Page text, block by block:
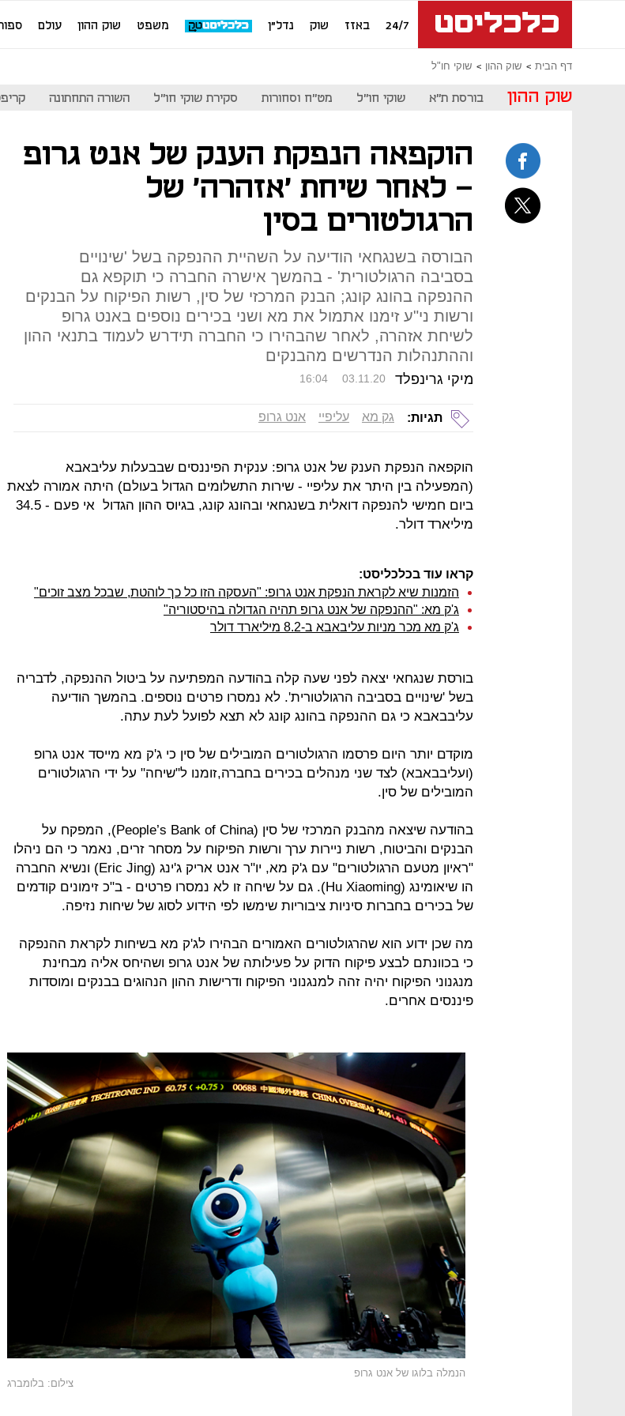
24/7 באזז שוק נדל"ן משפט שוק ההון עולם
דף הבית שוק ההון שוקי חו"ל
שוק ההון בורסת ת"א שוקי חו"ל מט"ח וסחורות סקירת שוקי חו"ל השורה התחתונה
הוקפאה הנפקת הענק של אנט גרופ
- לאחר שיחת 'אזהרה' של
הרגולטורים בסין
הבורסה בשנגחאי הודיעה על השהיית ההנפקה בשל 'שינויים
בסביבה הרגולטורית' - בהמשך אישרה החברה כי תוקפא גם
ההנפקה בהונג קונג; הבנק המרכזי של סין, רשות הפיקוח על הבנקים
ורשות ני"ע זימנו אתמול את מא ושני בכירים נוספים באנט גרופ
לשיחת אזהרה, לאחר שהבהירו כי החברה תידרש לעמוד בתנאי ההון
וההתנהלות הנדרשים מהבנקים
מיקי גרינפלד 16:04 03.11.20
תגיות: גק מא עליפיי אנט גרופ
הוקפאה הנפקת הענק של אנט גרופ: ענקית הפיננסים שבבעלות עליבאבא
(המפעילה בין היתר את עליפיי - שירות התשלומים הגדול בעולם) היתה אמורה לצאת
ביום חמישי להנפקה דואלית בשנגחאי ובהונג קונג, בגיוס ההון הגדול אי פעם - 34.5
מיליארד דולר.
קראו עוד בכלכליסט:
הזמנות שיא לקראת הנפקת אנט גרופ: "העסקה הזו כל כך לוהטת, שבכל מצב זוכים"
ג'ק מא: "ההנפקה של אנט גרופ תהיה הגדולה בהיסטוריה"
ג'ק מא מכר מניות עליבאבא ב-8.2 מיליארד דולר
בורסת שנגחאי יצאה לפני שעה קלה בהודעה המפתיעה על ביטול ההנפקה, לדבריה
בשל 'שינויים בסביבה הרגולטורית'. לא נמסרו פרטים נוספים. בהמשך הודיעה
עליבבאבא כי גם ההנפקה בהונג קונג לא תצא לפועל לעת עתה.
מוקדם יותר היום פרסמו הרגולטורים המובילים של סין כי ג'ק מא מייסד אנט גרופ
(ועליבבאבא) לצד שני מנהלים בכירים בחברה,זומנו ל"שיחה" על ידי הרגולטורים
המובילים של סין.
בהודעה שיצאה מהבנק המרכזי של סין (People’s Bank of China), המפקח על
הבנקים והביטוח, רשות ניירות ערך ורשות הפיקוח על מסחר זרים, נאמר כי הם ניהלו
"ראיון מטעם הרגולטורים" עם ג'ק מא, יו"ר אנט אריק ג'ינג (Eric Jing) ונשיא החברה
הו שיאומינג (Hu Xiaoming). גם על שיחה זו לא נמסרו פרטים - ב"כ זימונים קודמים
של בכירים בחברות סיניות ציבוריות שימשו לפי הידוע לסוג של שיחות נזיפה.
מה שכן ידוע הוא שהרגולטורים האמורים הבהירו לג'ק מא בשיחות לקראת ההנפקה
כי בכוונתם לבצע פיקוח הדוק על פעילותה של אנט גרופ ושהיחס אליה מבחינת
מנגנוני הפיקוח יהיה זהה למנגנוני הפיקוח ודרישות ההון הנהוגים בבנקים ומוסדות
פיננסים אחרים.
הנמלה בלוגו של אנט גרופ
צילום: בלומברג